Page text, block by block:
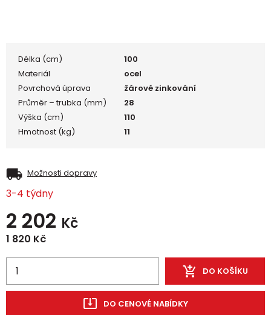
Délka (cm)
100
Materiál
ocel
Povrchová úprava
žárové zinkování
Průměr – trubka (mm)
28
Výška (cm)
110
Hmotnost (kg)
11
Možnosti dopravy
3-4 týdny
2 202 Kč
1 820 Kč
DO KOŠÍKU
DO CENOVÉ NABÍDKY